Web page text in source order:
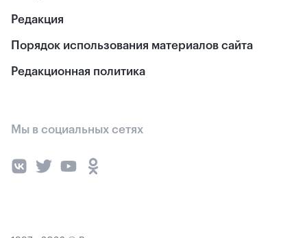
Редакция
Порядок использования материалов сайта
Редакционная политика
Мы в социальных сетях